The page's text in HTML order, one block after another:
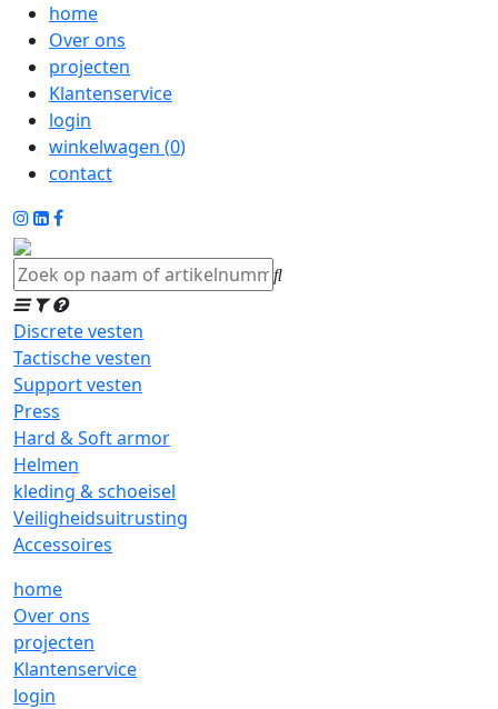
home
Over ons
projecten
Klantenservice
login
winkelwagen (0)
contact
Discrete vesten
Tactische vesten
Support vesten
Press
Hard & Soft armor
Helmen
kleding & schoeisel
Veiligheidsuitrusting
Accessoires
home
Over ons
projecten
Klantenservice
login